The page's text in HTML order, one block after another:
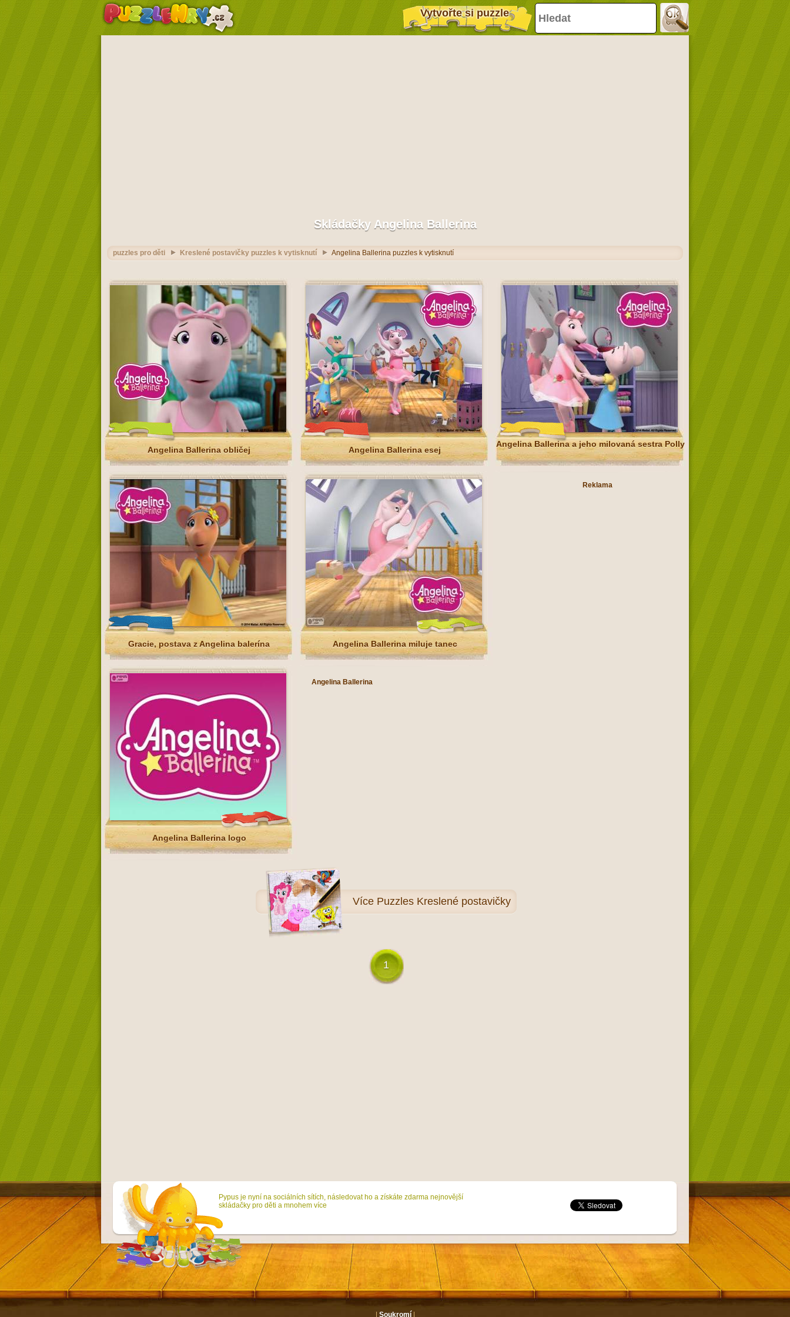
Vytvořte si puzzle
Skládačky Angelina Ballerina
puzzles pro děti Kreslené postavičky puzzles k vytisknutí Angelina Ballerina puzzles k vytisknutí
Angelina Ballerina obličej Angelina Ballerina esej
Angelina Ballerina a jeho milovaná sestra Polly
Gracie, postava z Angelina balerína Angelina Ballerina miluje tanec
Reklama
Angelina Ballerina logo
Angelina Ballerina
Více Puzzles Kreslené postavičky
1
Pypus je nyní na sociálních sítích, následovat ho a získáte zdarma nejnovější
skládačky pro děti a mnohem více
Soukromí|